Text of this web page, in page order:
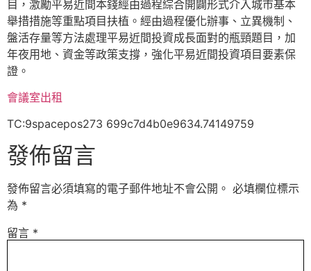
目，激勵平易近間本錢經由過程綜合開闢形式介入城市基本
舉措措施等重點項目扶植。經由過程優化辦事、立異機制、
盤活存量等方法處理平易近間投資成長面對的瓶頸題目，加
年夜用地、資金等政策支撐，強化平易近間投資項目要素保
證。
會議室出租
TC:9spacepos273 699c7d4b0e9634.74149759
發佈留言
發佈留言必須填寫的電子郵件地址不會公開。 必填欄位標示
為 *
留言 *